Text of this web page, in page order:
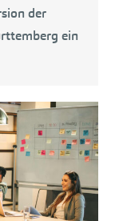
der
ein